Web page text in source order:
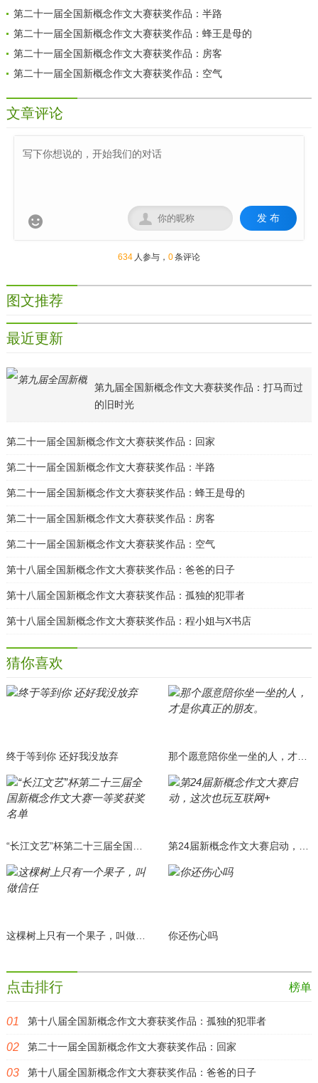
第二十一届全国新概念作文大赛获奖作品：半路
第二十一届全国新概念作文大赛获奖作品：蜂王是母的
第二十一届全国新概念作文大赛获奖作品：房客
第二十一届全国新概念作文大赛获奖作品：空气
文章评论
 发 布

634 人参与， 0条评论
图文推荐
最近更新
第九届全国新概念作文大赛获奖作品：打马而过
的旧时光
第二十一届全国新概念作文大赛获奖作品：回家
第二十一届全国新概念作文大赛获奖作品：半路
第二十一届全国新概念作文大赛获奖作品：蜂王是母的
第二十一届全国新概念作文大赛获奖作品：房客
第二十一届全国新概念作文大赛获奖作品：空气
第十八届全国新概念作文大赛获奖作品：爸爸的日子
第十八届全国新概念作文大赛获奖作品：孤独的犯罪者
第十八届全国新概念作文大赛获奖作品：程小姐与X书店
猜你喜欢
终于等到你 还好我没放弃 那个愿意陪你坐一坐的人，才是你真正的朋友。
这棵树上只有一个果子，叫做信任 你还伤心吗
榜单
点击排行
第十八届全国新概念作文大赛获奖作品：孤独的犯罪者
第二十一届全国新概念作文大赛获奖作品：回家
第十八届全国新概念作文大赛获奖作品：爸爸的日子